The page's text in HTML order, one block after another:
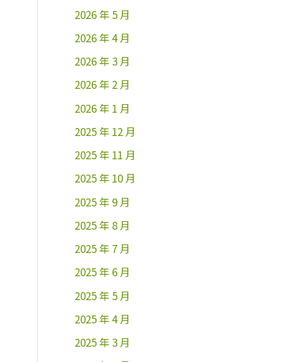
2026 年 5 月
2026 年 4 月
2026 年 3 月
2026 年 2 月
2026 年 1 月
2025 年 12 月
2025 年 11 月
2025 年 10 月
2025 年 9 月
2025 年 8 月
2025 年 7 月
2025 年 6 月
2025 年 5 月
2025 年 4 月
2025 年 3 月